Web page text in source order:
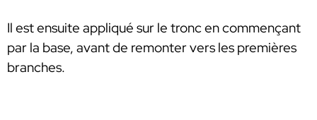
Il est ensuite appliqué sur le tronc en commençant
par la base, avant de remonter vers les premières
branches.